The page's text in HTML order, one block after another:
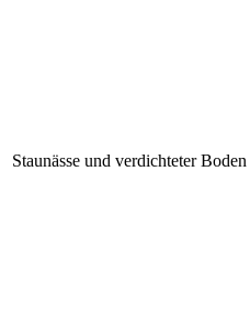
Staunässe und verdichteter Boden